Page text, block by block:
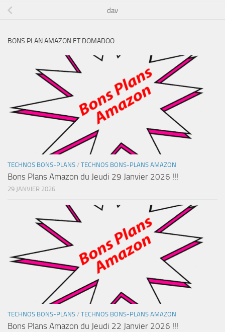
dav
BONS PLAN AMAZON ET DOMADOO
TECHNOS BONS-PLANS / TECHNOS BONS-PLANS AMAZON
Bons Plans Amazon du Jeudi 29 Janvier 2026 !!!
29 JANVIER 2026
TECHNOS BONS-PLANS / TECHNOS BONS-PLANS AMAZON
Bons Plans Amazon du Jeudi 22 Janvier 2026 !!!